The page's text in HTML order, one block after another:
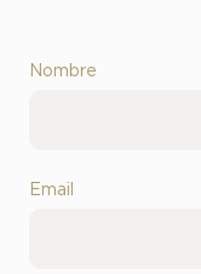
Nombre
Email